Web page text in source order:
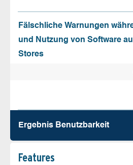
Fälschliche Warnungen
und Nutzung von Software
Stores
Ergebnis Benutz­barkeit
Features